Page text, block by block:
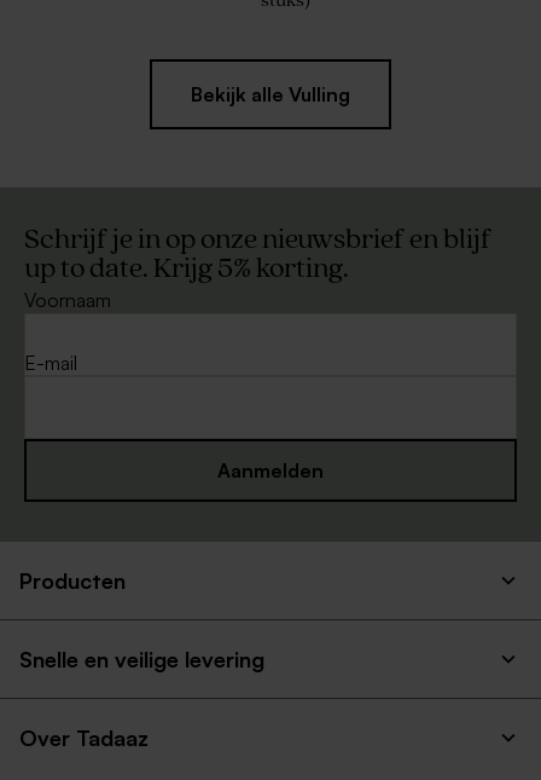
Bekijk alle Vulling
Schrijf je in op onze nieuwsbrief en blijf
up to date. Krijg 5% korting.
Voornaam
E-mail
Aanmelden
Producten
Snelle en veilige levering
Over Tadaaz